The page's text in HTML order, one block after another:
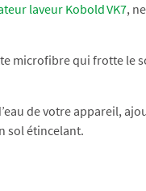
laveur Kobold VK7,
microfibre qui frotte le
de votre appareil,
sol étincelant.